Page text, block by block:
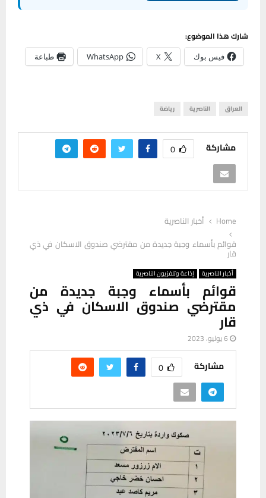
شارك هذا الموضوع:
فيس بوك X
WhatsApp طباعة
العراق الناصرية رياضة
مشاركة 0
Home
أخبار الناصرية
قوائم بأسماء وجبة جديدة من مقترضي صندوق الاسكان في ذي
قار
أخبار الناصرية إذاعة وتلفزيون الناصرية
قوائم بأسماء وجبة جديدة من
مقترضي صندوق الاسكان في ذي
قار
6 يوليو، 2023
مشاركة 0